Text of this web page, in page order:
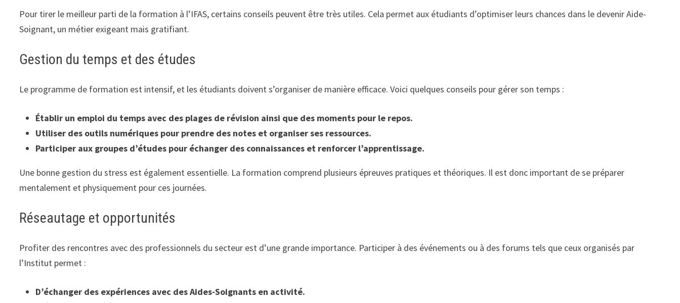
Pour tirer le meilleur parti de la formation à l’IFAS, certains conseils peuvent être très utiles. Cela permet aux étudiants d’optimiser leurs chances dans le devenir Aide-
Soignant, un métier exigeant mais gratifiant.
Gestion du temps et des études
Le programme de formation est intensif, et les étudiants doivent s’organiser de manière efficace. Voici quelques conseils pour gérer son temps :
Établir un emploi du temps avec des plages de révision ainsi que des moments pour le repos.
Utiliser des outils numériques pour prendre des notes et organiser ses ressources.
Participer aux groupes d’études pour échanger des connaissances et renforcer l’apprentissage.
Une bonne gestion du stress est également essentielle. La formation comprend plusieurs épreuves pratiques et théoriques. Il est donc important de se préparer
mentalement et physiquement pour ces journées.
Réseautage et opportunités
Profiter des rencontres avec des professionnels du secteur est d’une grande importance. Participer à des événements ou à des forums tels que ceux organisés par
l’Institut permet :
D’échanger des expériences avec des Aides-Soignants en activité.